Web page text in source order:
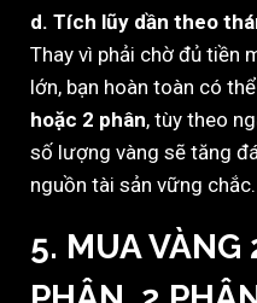
d. Tích lũy dần theo
Thay vì phải chờ đủ tiền
lớn, bạn hoàn toàn có thể
hoặc 2 phân, tùy theo
số lượng vàng sẽ tăng
nguồn tài sản vững chắc.
5. MUA VÀNG